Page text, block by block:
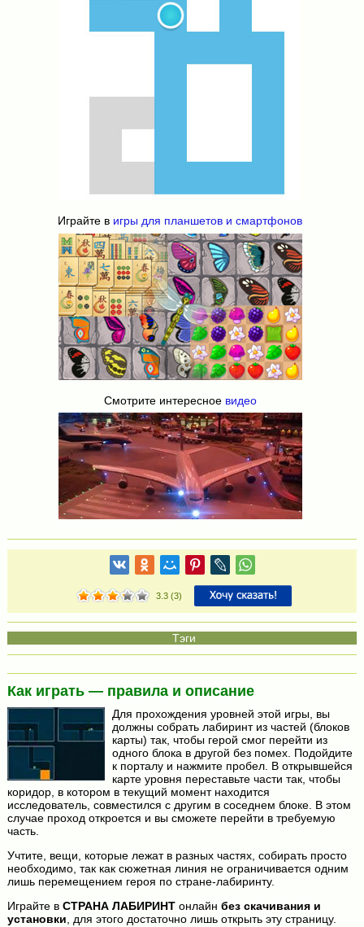
Играйте в игры для планшетов и смартфонов
Смотрите интересное видео
3.3(3)
Как играть — правила и описание
Для прохождения уровней этой игры, вы
должны собрать лабиринт из частей (блоков
карты) так, чтобы герой смог перейти из
одного блока в другой без помех. Подойдите
к порталу и нажмите пробел. В открывшейся
карте уровня переставьте части так, чтобы
коридор, в котором в текущий момент находится
исследователь, совместился с другим в соседнем блоке. В этом
случае проход откроется и вы сможете перейти в требуемую
часть.
Учтите, вещи, которые лежат в разных частях, собирать просто
необходимо, так как сюжетная линия не ограничивается одним
лишь перемещением героя по стране-лабиринту.
Играйте в СТРАНА ЛАБИРИНТонлайн без скачивания и
установки, для этого достаточно лишь открыть эту страницу.